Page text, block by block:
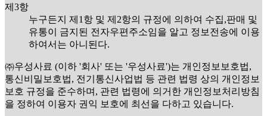
제3항
누구든지 제1항 및 제2항의 규정에 의하여 수집,판매 및
유통이 금지된 전자우편주소임을 알고 정보전송에 이용
하여서는 아니된다.
㈜우성사료 (이하 '회사' 또는 '우성사료')는 개인정보보호법,
통신비밀보호법, 전기통신사업법 등 관련 법령 상의 개인정보
보호 규정을 준수하며, 관련 법령에 의거한 개인정보처리방침
을 정하여 이용자 권익 보호에 최선을 다하고 있습니다.